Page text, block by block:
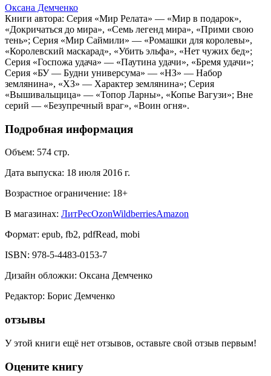
Оксана Демченко
Книги автора: Серия «Мир Релата» — «Мир в подарок»,
«Докричаться до мира», «Семь легенд мира», «Прими свою
тень»; Серия «Мир Саймили» — «Ромашки для королевы»,
«Королевский маскарад», «Убить эльфа», «Нет чужих бед»;
Серия «Госпожа удача» — «Паутина удачи», «Бремя удачи»;
Серия «БУ — Будни универсума» — «НЗ» — Набор
землянина», «ХЗ» — Характер землянина»; Серия
«Вышивальщица» — «Топор Ларны», «Копье Вагузи»; Вне
серий — «Безупречный враг», «Воин огня».
Подробная информация
Объем: 574 стр.
Дата выпуска: 18 июля 2016 г.
Возрастное ограничение: 18+
В магазинах: ЛитРесOzonWildberriesAmazon
Формат: epub, fb2, pdfRead, mobi
ISBN: 978-5-4483-0153-7
Дизайн обложки: Оксана Демченко
Редактор: Борис Демченко
отзывы
У этой книги ещё нет отзывов, оставьте свой отзыв первым!
Оцените книгу